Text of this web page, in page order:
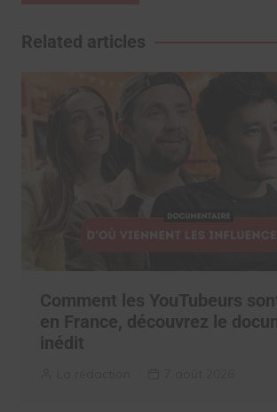
l’article
Related articles
Comment les YouTubeurs
en France, découvrez le
inédit